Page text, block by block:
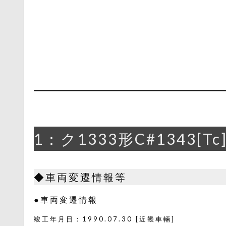
1：ク1333形
◆車両変遷情報等
●車両変遷情報
竣工年月日：1990.07.30 [近畿車輛]